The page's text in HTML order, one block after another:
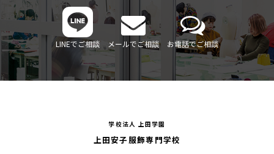
LINEでご相談 メールでご相談 お電話でご相談
学校法人 上田学園
上田安子服飾専門学校